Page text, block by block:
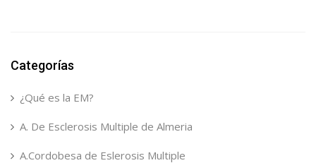
Categorías
¿Qué es la EM?
A. De Esclerosis Multiple de Almeria
A.Cordobesa de Eslerosis Multiple